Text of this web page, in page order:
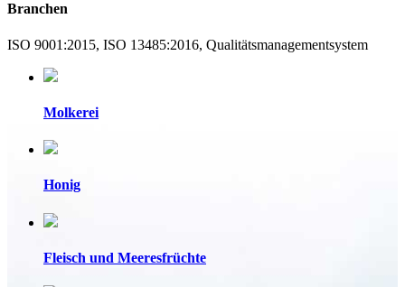
Branchen
ISO 9001:2015, ISO 13485:2016, Qualitätsmanagementsystem
Molkerei
Honig
Fleisch und Meeresfrüchte